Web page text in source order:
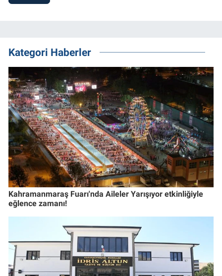
Kategori Haberler
Kahramanmaraş Fuarı'nda Aileler Yarışıyor etkinliğiyle
eğlence zamanı!